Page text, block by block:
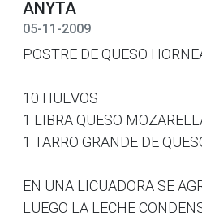
ANYTA
05-11-2009
POSTRE DE QUESO
10 HUEVOS
1 LIBRA QUESO
1 TARRO GRANDE DE
EN UNA LICUADORA SE
LUEGO LA LECHE